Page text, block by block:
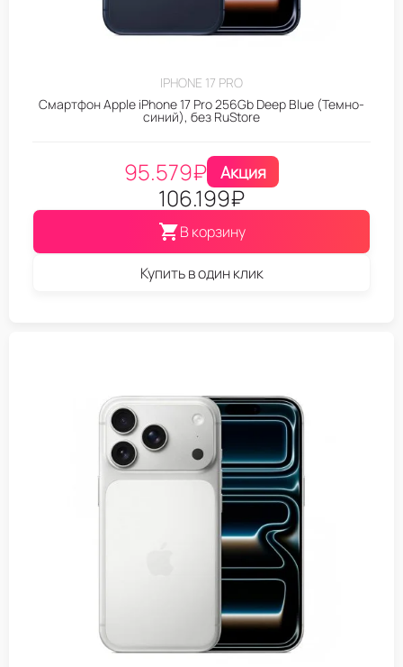
IPHONE 17 PRO
Смартфон Apple iPhone 17 Pro 256Gb Deep Blue (Темно-
синий), без RuStore
95.579₽ Акция
106.199₽
В корзину
Купить в один клик